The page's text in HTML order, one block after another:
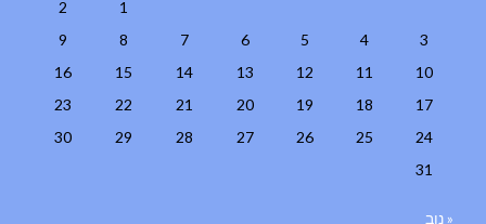
1
2
3
4
5
6
7
8
9
10
11
12
13
14
15
16
17
18
19
20
21
22
23
24
25
26
27
28
29
30
31
« נוב